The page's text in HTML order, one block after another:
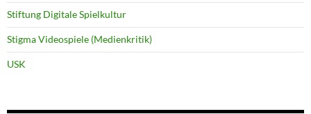
Stiftung Digitale Spielkultur
Stigma Videospiele (Medienkritik)
USK